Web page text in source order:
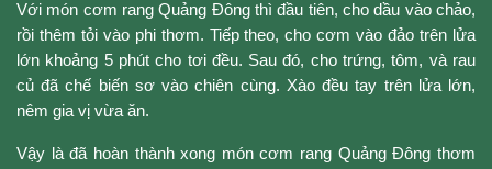
Với món cơm rang Quảng Đông thì đầu tiên, cho dầu vào chảo,
rồi thêm tỏi vào phi thơm. Tiếp theo, cho cơm vào đảo trên lửa
lớn khoảng 5 phút cho tơi đều. Sau đó, cho trứng, tôm, và rau
củ đã chế biến sơ vào chiên cùng. Xào đều tay trên lửa lớn,
nêm gia vị vừa ăn.
Vậy là đã hoàn thành xong món cơm rang Quảng Đông thơm